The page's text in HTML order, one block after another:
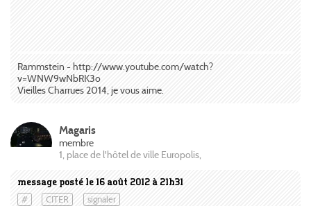
Rammstein - http://www.youtube.com/watch?
v=WNW9wNbRK3o
Vieilles Charrues 2014, je vous aime.
message posté le 16 août 2012 à 21h31
# CITER signaler
Magaris
membre
1, place de l'hôtel de ville Europolis,